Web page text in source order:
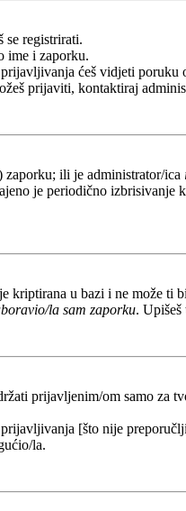
se registrirati.
ime i zaporku.
ćeš vidjeti
prijaviti, kontaktiraj
ili je administrator/ica
je periodično
kriptirana u bazi i ne može ti
la sam zaporku. Upišeš
prijavljenim/om samo za
[što nije
la.